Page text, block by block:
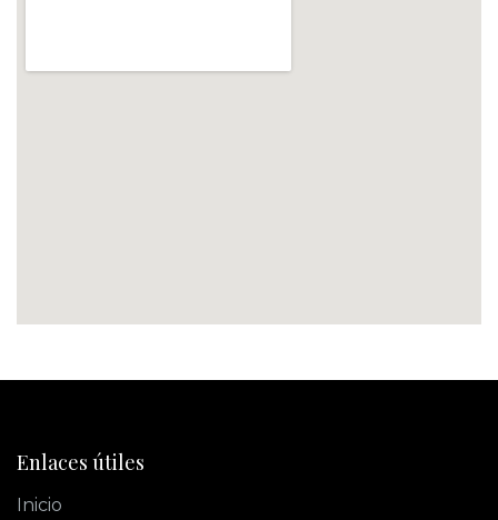
Enlaces útiles
Inicio